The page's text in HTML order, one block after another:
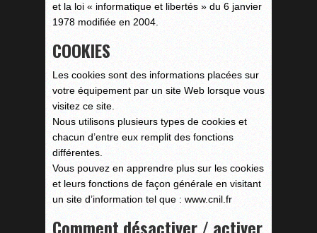
et la loi « informatique et libertés » du 6 janvier
1978 modifiée en 2004.
COOKIES
Les cookies sont des informations placées sur
votre équipement par un site Web lorsque vous
visitez ce site.
Nous utilisons plusieurs types de cookies et
chacun d’entre eux remplit des fonctions
différentes.
Vous pouvez en apprendre plus sur les cookies
et leurs fonctions de façon générale en visitant
un site d’information tel que : www.cnil.fr
Comment désactiver / activer